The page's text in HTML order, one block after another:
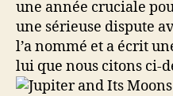
une année cruciale
une sérieuse dispute
l’a nommé et a écrit
lui que nous citons ci-